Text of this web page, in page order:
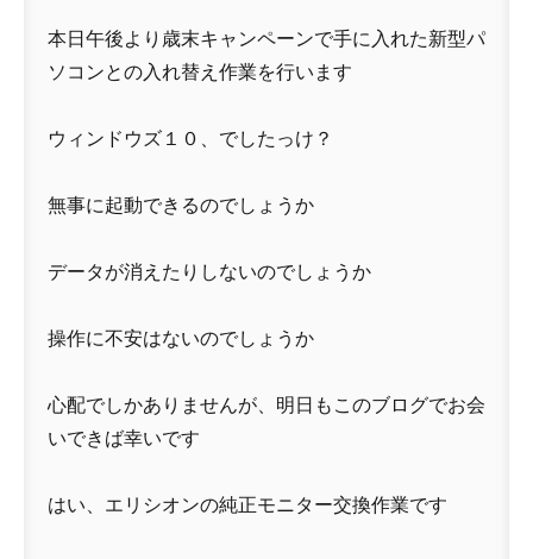
本日午後より歳末キャンペーンで手に入れた新型パ
ソコンとの入れ替え作業を行います
ウィンドウズ１０、でしたっけ？
無事に起動できるのでしょうか
データが消えたりしないのでしょうか
操作に不安はないのでしょうか
心配でしかありませんが、明日もこのブログでお会
いできば幸いです
はい、エリシオンの純正モニター交換作業です